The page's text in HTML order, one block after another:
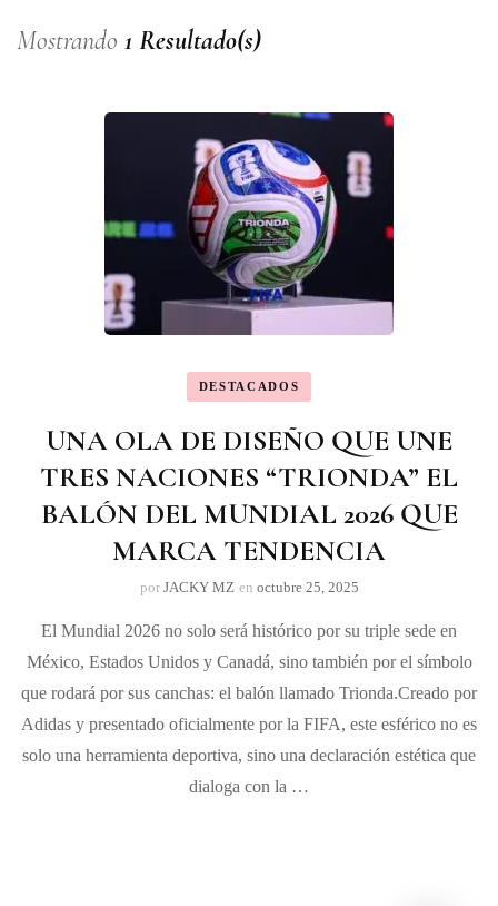
Mostrando 1 Resultado(s)
DESTACADOS
UNA OLA DE DISEÑO QUE UNE
TRES NACIONES “TRIONDA” EL
BALÓN DEL MUNDIAL 2026 QUE
MARCA TENDENCIA
por JACKY MZ en octubre 25, 2025
El Mundial 2026 no solo será histórico por su triple sede en
México, Estados Unidos y Canadá, sino también por el símbolo
que rodará por sus canchas: el balón llamado Trionda.Creado por
Adidas y presentado oficialmente por la FIFA, este esférico no es
solo una herramienta deportiva, sino una declaración estética que
dialoga con la …